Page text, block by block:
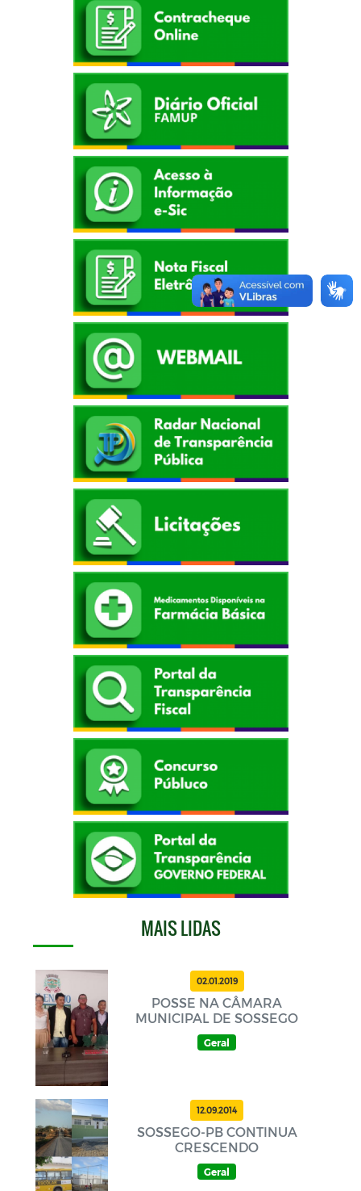
MAIS LIDAS
02.01.2019
POSSE NA CÂMARA
MUNICIPAL DE SOSSEGO
Geral
12.09.2014
SOSSEGO-PB CONTINUA
CRESCENDO
Geral